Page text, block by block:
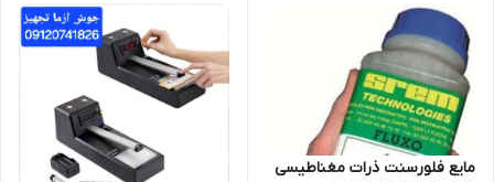
مایع فلورسنت ذرات مغناطیسی